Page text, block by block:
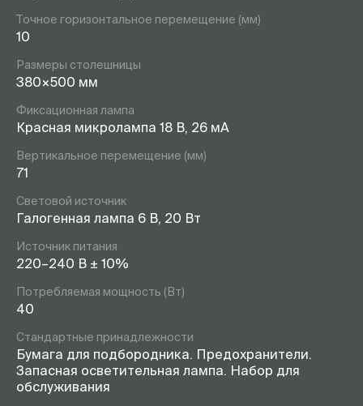
Точное горизонтальное перемещение (мм)
10
Размеры столешницы
380×500 мм
Фиксационная лампа
Красная микролампа 18 В, 26 мА
Вертикальное перемещение (мм)
71
Световой источник
Галогенная лампа 6 В, 20 Вт
Источник питания
220–240 В ± 10%
Потребляемая мощность (Вт)
40
Стандартные принадлежности
Бумага для подбородника. Предохранители.
Запасная осветительная лампа. Набор для
обслуживания